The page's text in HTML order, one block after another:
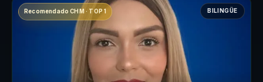
Recomendado CHM · TOP 1 BILINGÜE